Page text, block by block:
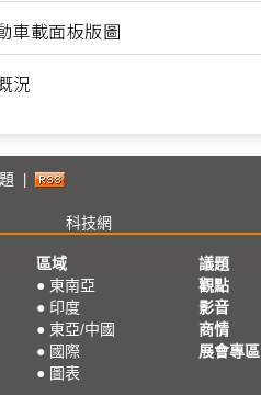
車載面板版圖
況
科技網
區域
● 東南亞
● 印度
● 東亞/中國
● 國際
● 圖表
議題
觀點
影音
商情
展會專區